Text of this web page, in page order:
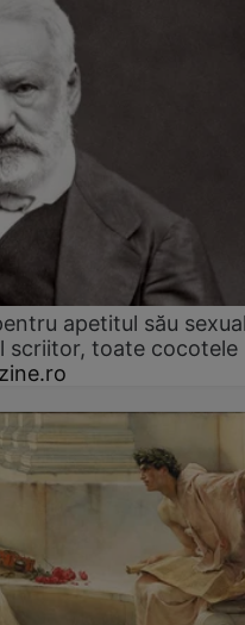
apetitul său
scriitor, toate cocotele